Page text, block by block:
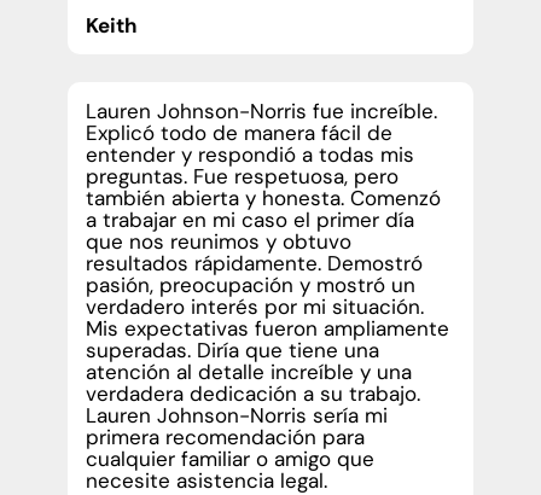
Keith
Lauren Johnson-Norris fue increíble.
Explicó todo de manera fácil de
entender y respondió a todas mis
preguntas. Fue respetuosa, pero
también abierta y honesta. Comenzó
a trabajar en mi caso el primer día
que nos reunimos y obtuvo
resultados rápidamente. Demostró
pasión, preocupación y mostró un
verdadero interés por mi situación.
Mis expectativas fueron ampliamente
superadas. Diría que tiene una
atención al detalle increíble y una
verdadera dedicación a su trabajo.
Lauren Johnson-Norris sería mi
primera recomendación para
cualquier familiar o amigo que
necesite asistencia legal.